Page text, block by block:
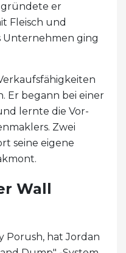
er
Fleisch und
Unternehmen ging
Er begann bei einer
lernte die Vor-
Zwei
seine eigene
Wall
Porush, hat Jordan